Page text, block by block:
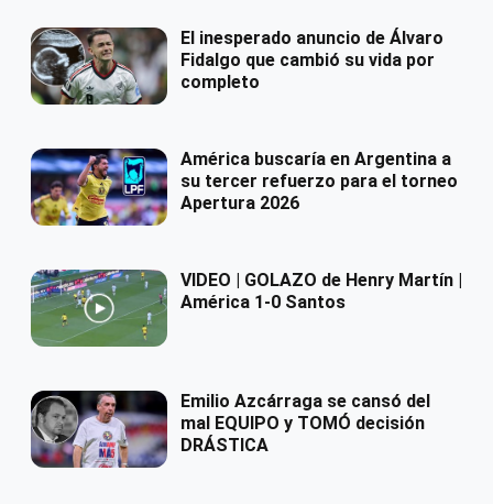
El inesperado anuncio de Álvaro
Fidalgo que cambió su vida por
completo
América buscaría en Argentina a
su tercer refuerzo para el torneo
Apertura 2026
VIDEO | GOLAZO de Henry Martín |
América 1-0 Santos
Emilio Azcárraga se cansó del
mal EQUIPO y TOMÓ decisión
DRÁSTICA